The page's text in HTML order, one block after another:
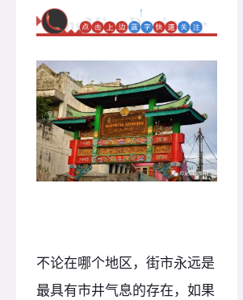
不论在哪个地区，街市永远是
最具有市井气息的存在，如果